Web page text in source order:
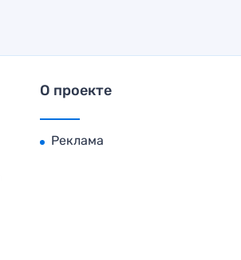
О проекте
Реклама